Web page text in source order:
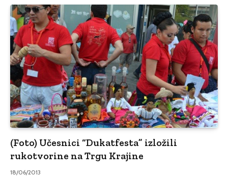
(Foto) Učesnici “Dukatfesta” izložili
rukotvorine na Trgu Krajine
18/06/2013